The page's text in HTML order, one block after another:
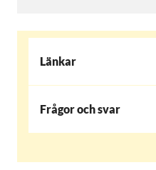
Länkar
Frågor och svar